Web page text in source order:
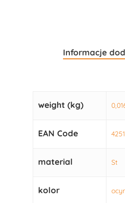
Informacje
weight (kg)
EAN Code
material St
kolor